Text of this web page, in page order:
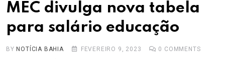
Outros Assuntos
MEC divulga nova tabela
para salário educação
BY NOTÍCIA BAHIA FEVEREIRO 9, 2023 0 COMMENTS